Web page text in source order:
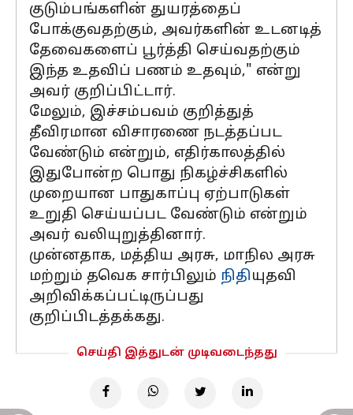
குடும்பங்களின் துயரத்தைப்
போக்குவதற்கும், அவர்களின் உடனடித்
தேவைகளைப் பூர்த்தி செய்வதற்கும்
இந்த உதவிப் பணம் உதவும்," என்று
அவர் குறிப்பிட்டார்.
மேலும், இச்சம்பவம் குறித்துத்
தீவிரமான விசாரணை நடத்தப்பட
வேண்டும் என்றும், எதிர்காலத்தில்
இதுபோன்ற பொது நிகழ்ச்சிகளில்
முறையான பாதுகாப்பு ஏற்பாடுகள்
உறுதி செய்யப்பட வேண்டும் என்றும்
அவர் வலியுறுத்தினார்.
முன்னதாக, மத்திய அரசு, மாநில அரசு
மற்றும் தவெக சார்பிலும் நிதியுதவி
அறிவிக்கப்பட்டிருப்பது
குறிப்பிடத்தக்கது.
செய்தி இத்துடன் முடிவடைந்தது